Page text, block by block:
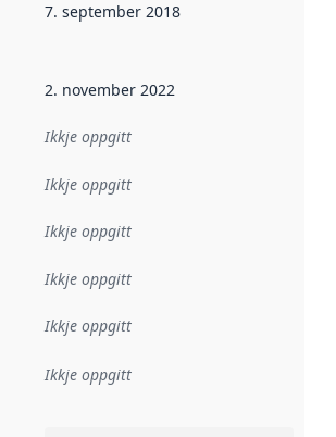
Denne datoen seier når dataa i dette
7. september 2018
2. november 2022
Ikkje oppgitt
Ikkje oppgitt
Ikkje oppgitt
Ikkje oppgitt
Ikkje oppgitt
Ikkje oppgitt